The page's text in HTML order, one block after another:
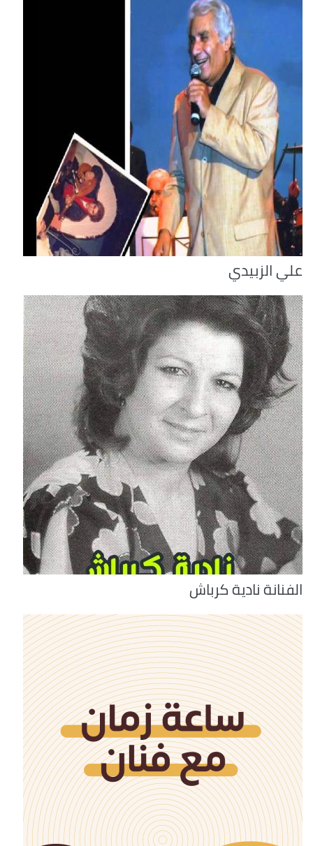
علي الزبيدي
الفنانة نادية كرباش